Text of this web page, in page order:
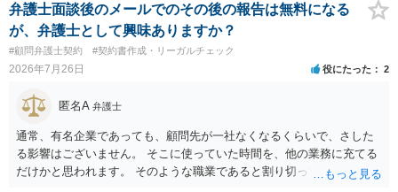
であれば）書面で退所意思の明確化はしておくべきだと考えます。
弁護士面談後のメールでのその後の報告は無料になる
が、弁護士として興味ありますか？
#顧問弁護士契約 #契約書作成・リーガルチェック
2026年7月26日 役にたった 2
匿名A 弁護士
通常、有名企業であっても、顧問先が一社なくなるくらいで、さした
る影響はございません。 そこに使っていた時間を、他の業務に充てる
だけかと思われます。 そのような職業であると割り切ってご相談され